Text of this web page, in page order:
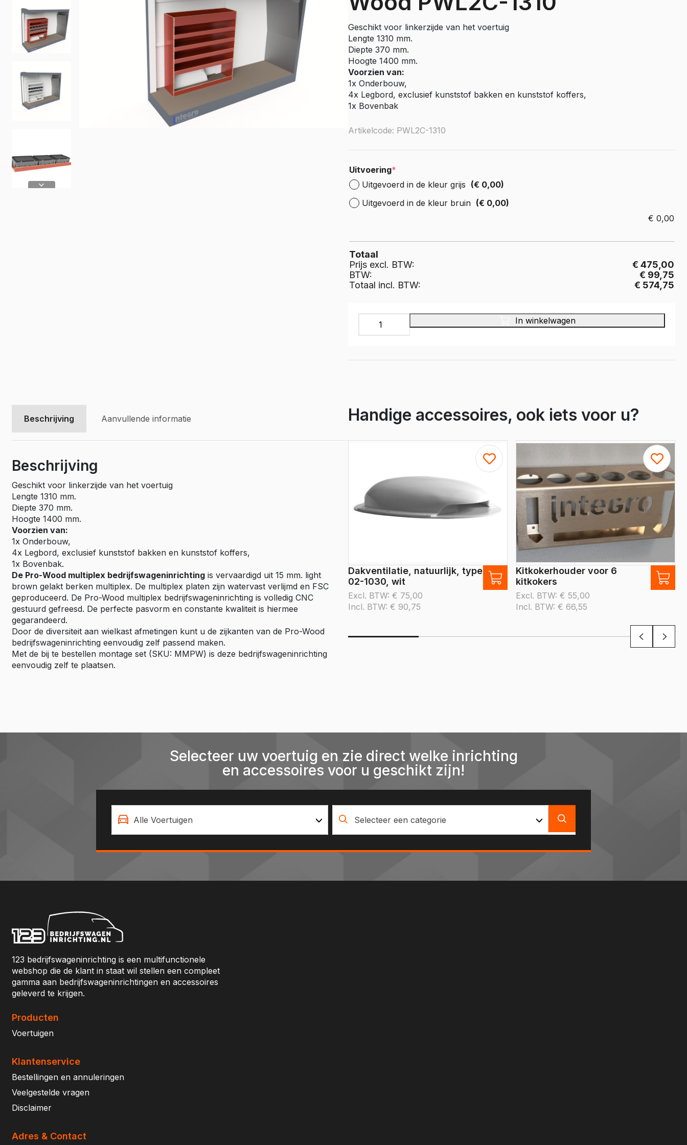
Fiat
Doblo
Scudo
e Doblo
Talento
Ducato
Iveco
Daily
eJolly
eSuper Jolly
KIA
PV5 Cargo
e Citan
e Vito
Sprinter
e Sprinter RWD
Nissan
Townstar
Primastar
Peugeot
Partner
e Partner
Boxer
e Boxer
ProAce City Electric
Geschikt voor linkerzijde van het voertuig
Lengte 1310 mm.
Diepte 370 mm.
Hoogte 1400 mm.
Voorzien van:
1x Onderbouw,
4x Legbord, exclusief kunststof bakken en kunststof koffers,
1x Bovenbak
Artikelcode: PWL2C-1310
Uitvoering*
Uitgevoerd in de kleur grijs (€ 0,00)
Uitgevoerd in de kleur bruin (€ 0,00)
€ 0,00
Totaal
Prijs excl. BTW:
€ 475,00
BTW:
€ 99,75
Totaal incl. BTW:
€ 574,75
Multiplex
bedrijfswageninrichting,
In winkelwagen
Beschrijving Aanvullende informatie
Beschrijving
Geschikt voor linkerzijde van het voertuig
Lengte 1310 mm.
Diepte 370 mm.
Hoogte 1400 mm.
Voorzien van:
1x Onderbouw,
4x Legbord, exclusief kunststof bakken en kunststof koffers,
1x Bovenbak.
De Pro-Wood multiplex bedrijfswageninrichting is vervaardigd uit 15 mm. light
brown gelakt berken multiplex. De multiplex platen zijn watervast verlijmd en FSC
geproduceerd. De Pro-Wood multiplex bedrijfswageninrichting is volledig CNC
gestuurd gefreesd. De perfecte pasvorm en constante kwaliteit is hiermee
gegarandeerd.
Door de diversiteit aan wielkast afmetingen kunt u de zijkanten van de Pro-Wood
bedrijfswageninrichting eenvoudig zelf passend maken.
Met de bij te bestellen montage set (SKU: MMPW) is deze bedrijfswageninrichting
eenvoudig zelf te plaatsen.
Handige accessoires, ook iets voor u?
Dakventilatie, natuurlijk, type
02-1030, wit
Excl. BTW: € 75,00
Incl. BTW: € 90,75
Kitkokerhouder voor 6
kitkokers
Excl. BTW: € 55,00
Incl. BTW: € 66,55
Selecteer uw voertuig en zie direct welke inrichting
en accessoires voor u geschikt zijn!
Alle Voertuigen Selecteer een categorie
123 bedrijfswageninrichting is een multifunctionele
webshop die de klant in staat wil stellen een compleet
gamma aan bedrijfswageninrichtingen en accessoires
geleverd te krijgen.
Producten
Voertuigen
Klantenservice
Bestellingen en annuleringen
Veelgestelde vragen
Disclaimer
Adres & Contact